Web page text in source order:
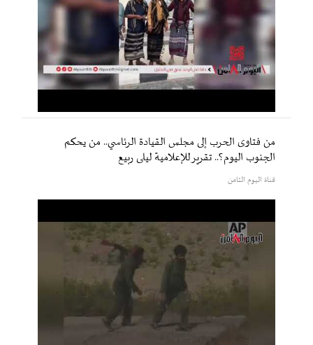
من فتاوى الحرب إلى مجلس القيادة الرئاسي.. من يحكم
الجنوب اليوم؟.. تقرير للإعلامية ليلى ربيع
قناة اليوم الثامن